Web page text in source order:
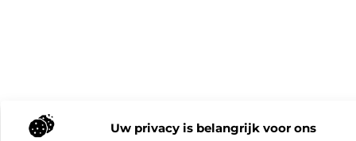
Uw privacy is belangrijk voor ons